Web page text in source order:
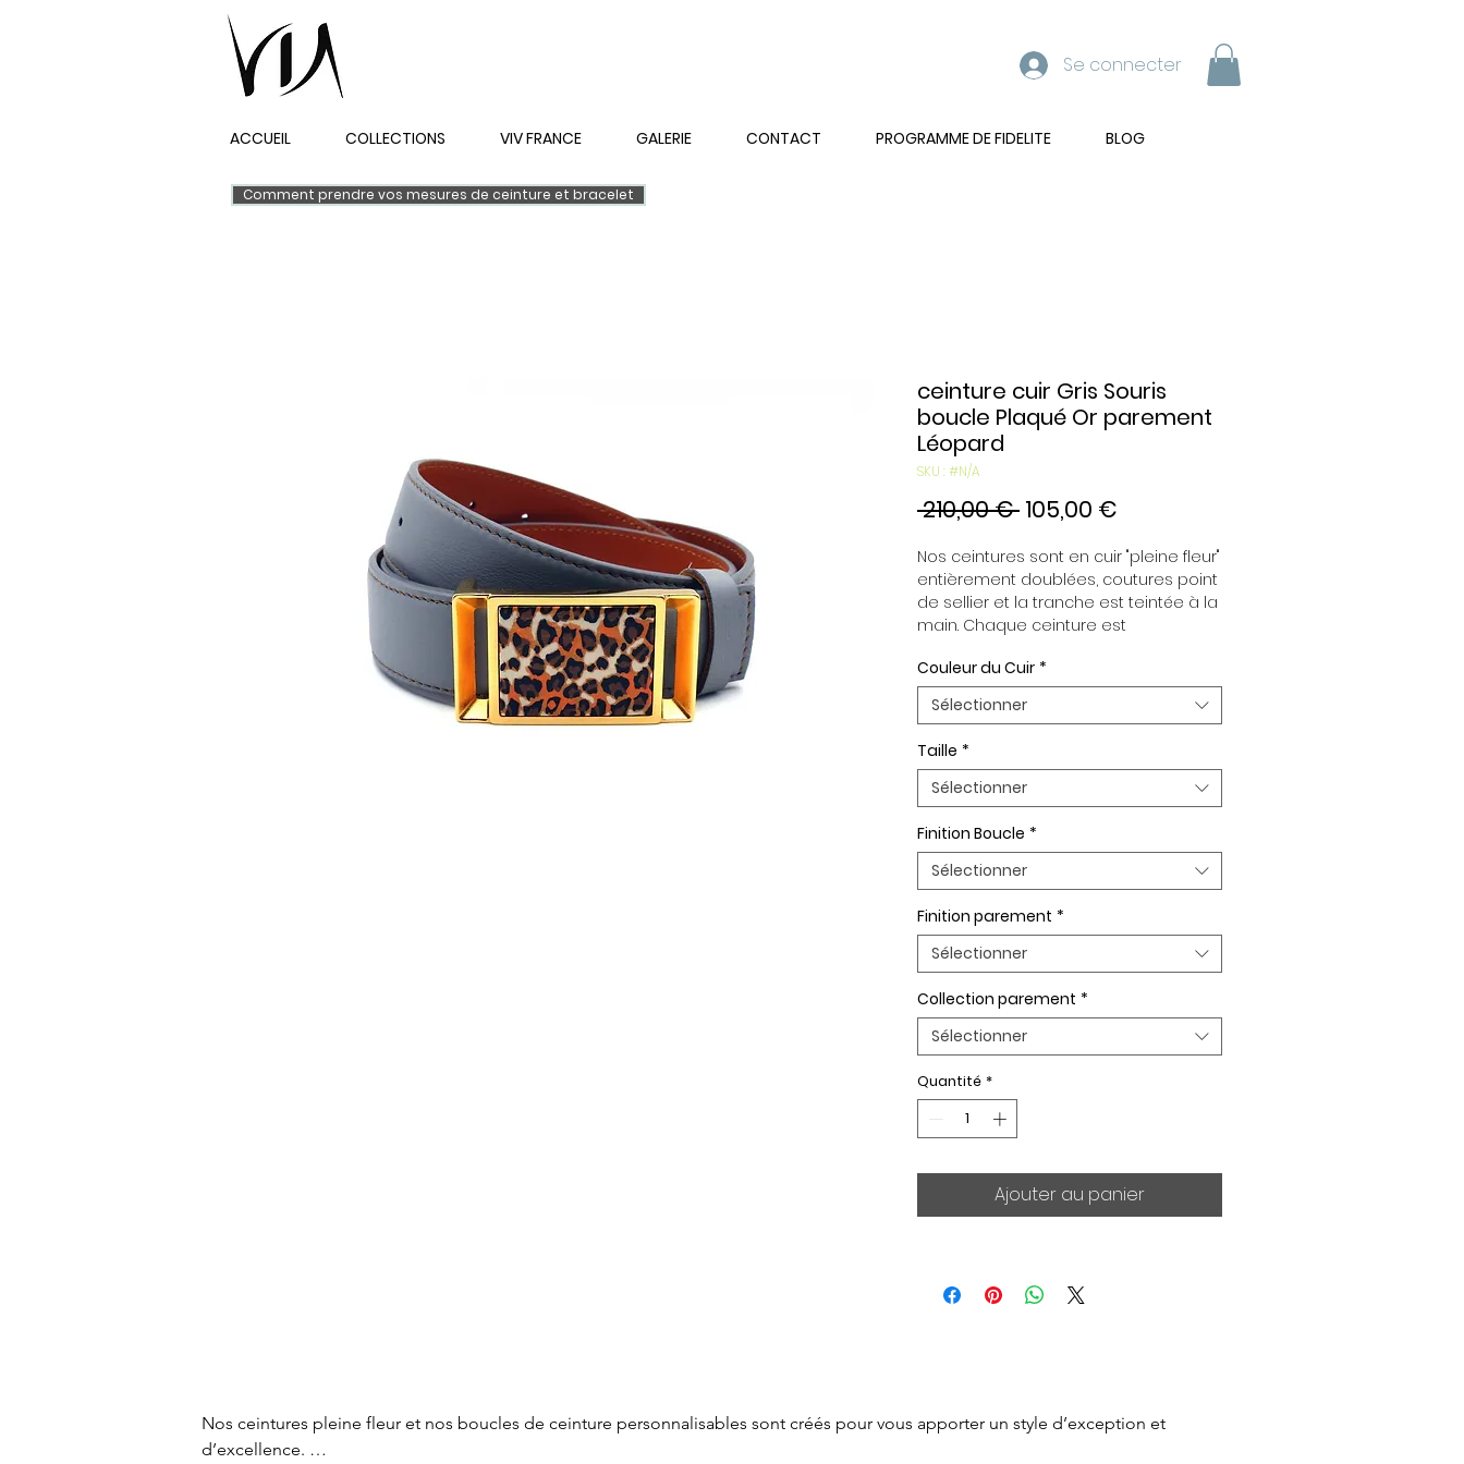
Se connecter
ACCUEIL COLLECTIONS VIV FRANCE GALERIE CONTACT PROGRAMME DE FIDELITE BLOG
Comment prendre vos mesures de ceinture et bracelet
ceinture cuir Gris Souris
boucle Plaqué Or parement
Léopard
SKU : #N/A
210,00 € Prix
105,00 €
Nos ceintures sont en cuir "pleine fleur"
entièrement doublées, coutures point
de sellier et la tranche est teintée à la
main. Chaque ceinture est
permettre d’associer vos ensembles
en fonction de vos envies. Toutes nos
ceintures sont en largeur 32mm.
Boucle plaquée Or ou Palladium,
Parement de boucle Plaqué Or ou
Palladium.
Couleur du Cuir *
Sélectionner
Taille *
Sélectionner
Finition Boucle *
Sélectionner
Finition parement *
Sélectionner
Collection parement *
Sélectionner
Quantité *
Ajouter au panier
Nos ceintures pleine fleur et nos boucles de ceinture personnalisables sont créés pour vous apporter un style d’exception et
d’excellence.